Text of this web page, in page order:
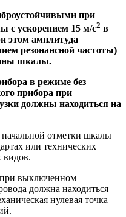
при
с ускорением 15 м/с2 в
этом амплитуда
резонансной частоты)
шкалы.
в режиме без
прибора при
должны находиться на
отметки шкалы
или технических
видов.
при выключенном
должна находиться
нулевая точка